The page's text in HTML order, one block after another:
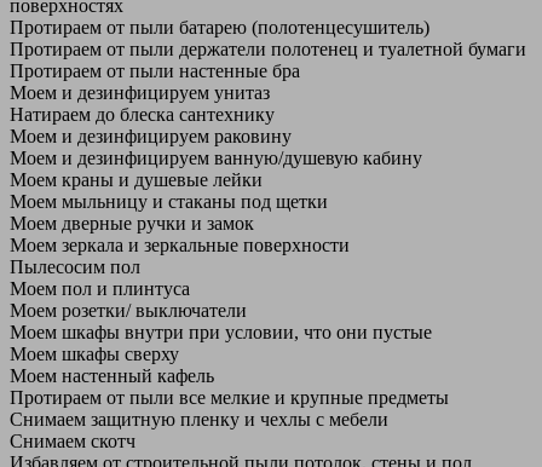
поверхностях
Протираем от пыли батарею (полотенцесушитель)
Протираем от пыли держатели полотенец и туалетной бумаги
Протираем от пыли настенные бра
Моем и дезинфицируем унитаз
Натираем до блеска сантехнику
Моем и дезинфицируем раковину
Моем и дезинфицируем ванную/душевую кабину
Моем краны и душевые лейки
Моем мыльницу и стаканы под щетки
Моем дверные ручки и замок
Моем зеркала и зеркальные поверхности
Пылесосим пол
Моем пол и плинтуса
Моем розетки/ выключатели
Моем шкафы внутри при условии, что они пустые
Моем шкафы сверху
Моем настенный кафель
Протираем от пыли все мелкие и крупные предметы
Снимаем защитную пленку и чехлы с мебели
Снимаем скотч
Избавляем от строительной пыли потолок, стены и пол